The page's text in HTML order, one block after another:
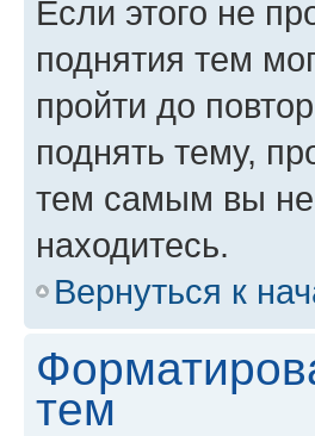
Если этого не
поднятия тем
пройти до
поднять тему,
тем самым вы не
находитесь.
Вернуться к
тем